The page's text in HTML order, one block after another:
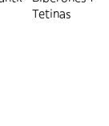
Tetinas